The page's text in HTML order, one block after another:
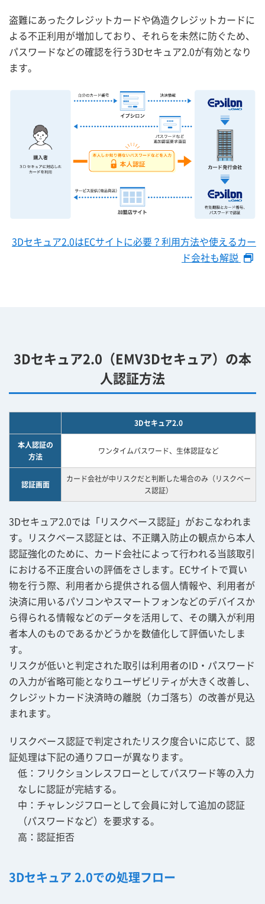
盗難にあったクレジットカードや偽造クレジットカードに
よる不正利用が増加しており、それらを未然に防ぐため、
パスワードなどの確認を行う3Dセキュア2.0が有効となり
ます。
3Dセキュア2.0はECサイトに必要？利用方法や使えるカー
ド会社も解説
3Dセキュア2.0（EMV3Dセキュア）の本
人認証方法
3Dセキュア2.0
本人認証の
方法
ワンタイムパスワード、生体認証など
認証画面
カード会社が中リスクだと判断した場合のみ（リスクベー
ス認証）
3Dセキュア2.0では「リスクベース認証」がおこなわれま
す。リスクベース認証とは、不正購入防止の観点から本人
認証強化のために、カード会社によって行われる当該取引
における不正度合いの評価をさします。ECサイトで買い
物を行う際、利用者から提供される個人情報や、利用者が
決済に用いるパソコンやスマートフォンなどのデバイスか
ら得られる情報などのデータを活用して、その購入が利用
者本人のものであるかどうかを数値化して評価いたしま
す。
リスクが低いと判定された取引は利用者のID・パスワード
の入力が省略可能となりユーザビリティが大きく改善し、
クレジットカード決済時の離脱（カゴ落ち）の改善が見込
まれます。
リスクベース認証で判定されたリスク度合いに応じて、認
証処理は下記の通りフローが異なります。
低：フリクションレスフローとしてパスワード等の入力
なしに認証が完結する。
中：チャレンジフローとして会員に対して追加の認証
（パスワードなど）を要求する。
高：認証拒否
3Dセキュア 2.0での処理フロー